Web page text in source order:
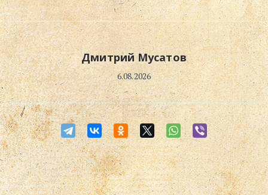
Дмитрий Мусатов
6.08.2026